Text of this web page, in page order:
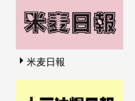
米麦日報